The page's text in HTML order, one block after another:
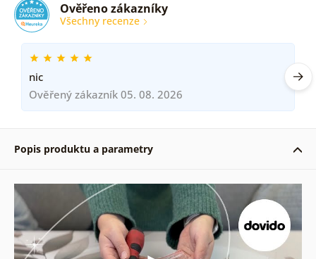
Ověřeno zákazníky
Všechny recenze
nic
Ověřený zákazník 05. 08. 2026
Popis produktu a parametry